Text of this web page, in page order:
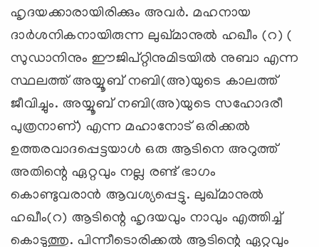
ഹൃദയക്കാരായിരിക്കും അവർ. മഹനായ
ദാർശനികനായിരുന്ന ലുഖ്മാനുൽ ഹഖീം (റ) (
സുഡാനിനും ഈജിപ്റ്റിനുമിടയിൽ നുബാ എന്ന
സ്ഥലത്ത് അയ്യൂബ് നബി(അ)യുടെ കാലത്ത്
ജീവിച്ചും. അയ്യൂബ് നബി(അ)യുടെ സഹോദരീ
പുത്രനാണ്) എന്ന മഹാനോട് ഒരിക്കൽ
ഉത്തരവാദപ്പെട്ടയാൾ ഒരു ആടിനെ അറുത്ത്
അതിന്റെ ഏറ്റവും നല്ല രണ്ട് ഭാഗം
കൊണ്ടുവരാൻ ആവശ്യപ്പെട്ടു. ലുഖ്മാനുൽ
ഹഖീം(റ) ആടിന്റെ ഹൃദയവും നാവും എത്തിച്ച്
കൊടുത്തു. പിന്നീടൊരിക്കൽ ആടിന്റെ ഏറ്റവും